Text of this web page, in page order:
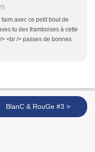
avec ce petit bout de
tu des framboises à cette
<br /> passes de bonnes
BlanC & RouGe #3 >